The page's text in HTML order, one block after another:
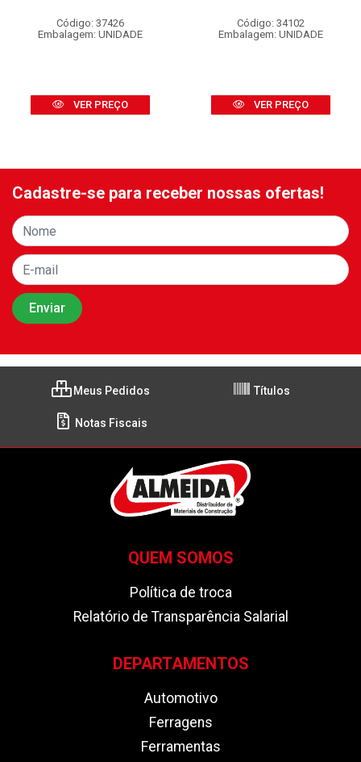
Código: 37426
Embalagem: UNIDADE
VER PREÇO
Código: 34102
Embalagem: UNIDADE
VER PREÇO
Cadastre-se para receber nossas ofertas!
Meus Pedidos Títulos
Notas Fiscais
QUEM SOMOS
Política de troca
Relatório de Transparência Salarial
DEPARTAMENTOS
Automotivo
Ferragens
Ferramentas